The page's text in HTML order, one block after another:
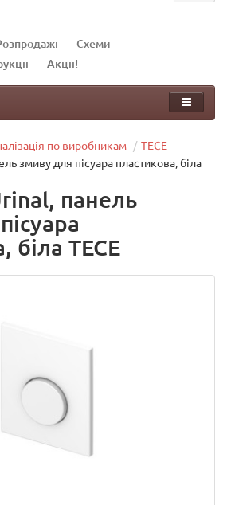
Схеми
Акції!
по виробникам
TECE
змиву для пісуара пластикова, біла
панель
біла TECE